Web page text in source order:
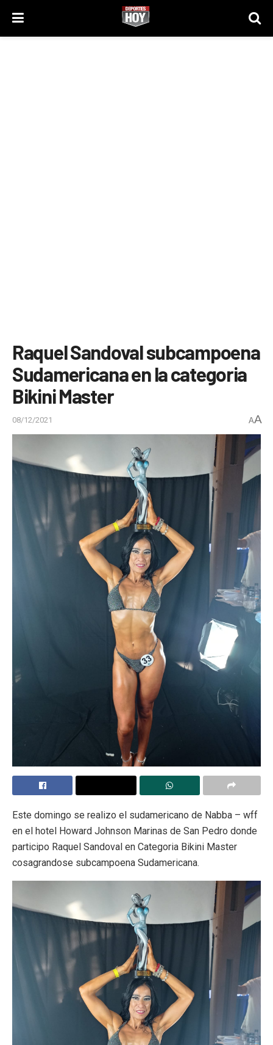
Raquel Sandoval subcampoena
Sudamericana en la categoria
Bikini Master
08/12/2021 AA
Este domingo se realizo el sudamericano de Nabba – wff
en el hotel Howard Johnson Marinas de San Pedro donde
participo Raquel Sandoval en Categoria Bikini Master
cosagrandose subcampoena Sudamericana.